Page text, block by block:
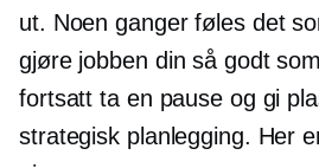
ut. Noen ganger føles det
gjøre jobben din så godt
fortsatt ta en pause og gi
strategisk planlegging. Her